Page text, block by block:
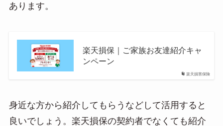
あります。
楽天損害保険
楽天損保｜ご家族お友達紹介キャ
ンペーン
身近な方から紹介してもらうなどして活用すると
良いでしょう。楽天損保の契約者でなくても紹介